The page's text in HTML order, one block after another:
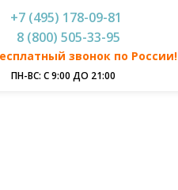
+7 (495) 178-09-81
8 (800) 505-33-95
звонок по России!
ПН-ВС: С 9:00 ДО 21:00